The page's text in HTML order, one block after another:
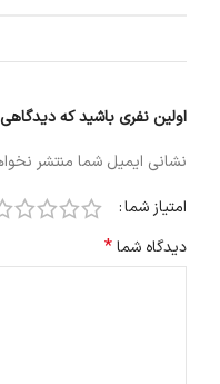
اولین نفری باشید که
نشانی ایمیل شما منتشر
امتیاز شما
دیدگاه شما*